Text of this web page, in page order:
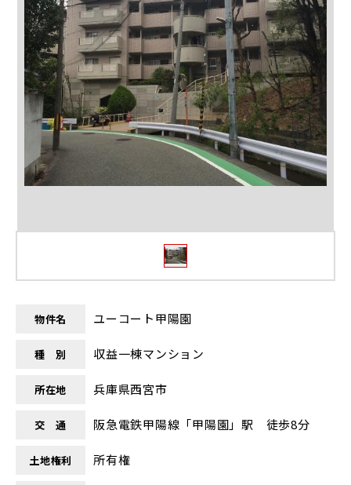
物件名 ユーコート甲陽園
種 別 収益一棟マンション
所在地 兵庫県西宮市
交 通 阪急電鉄甲陽線「甲陽園」駅 徒歩8分
土地権利 所有権